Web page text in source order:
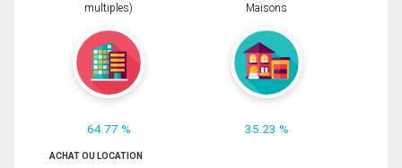
multiples)
64.77 %
Maisons
35.23 %
ACHAT OU LOCATION